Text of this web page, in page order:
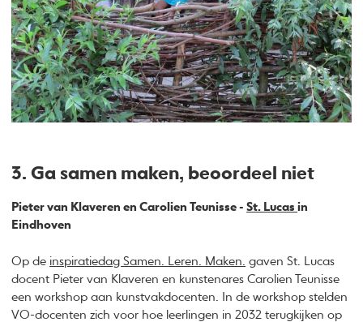
3. Ga samen maken, beoordeel niet
Pieter van Klaveren en Carolien Teunisse -St. Lucasin
Eindhoven
Op de inspiratiedag Samen. Leren. Maken. gaven St. Lucas
docent Pieter van Klaveren en kunstenares Carolien Teunisse
een workshop aan kunstvakdocenten. In de workshop stelden
VO-docenten zich voor hoe leerlingen in 2032 terugkijken op